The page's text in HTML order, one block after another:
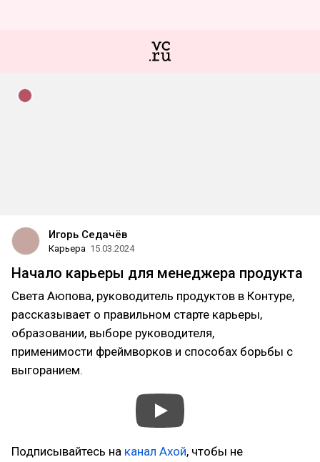
Игорь Седачёв
Карьера 15.03.2024
Начало карьеры для менеджера продукта
Света Аюпова, руководитель продуктов в Контуре,
рассказывает о правильном старте карьеры,
образовании, выборе руководителя,
применимости фреймворков и способах борьбы с
выгоранием.
Подписывайтесь на канал Ахой, чтобы не